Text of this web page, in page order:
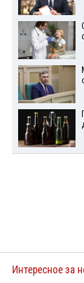
Интересное за